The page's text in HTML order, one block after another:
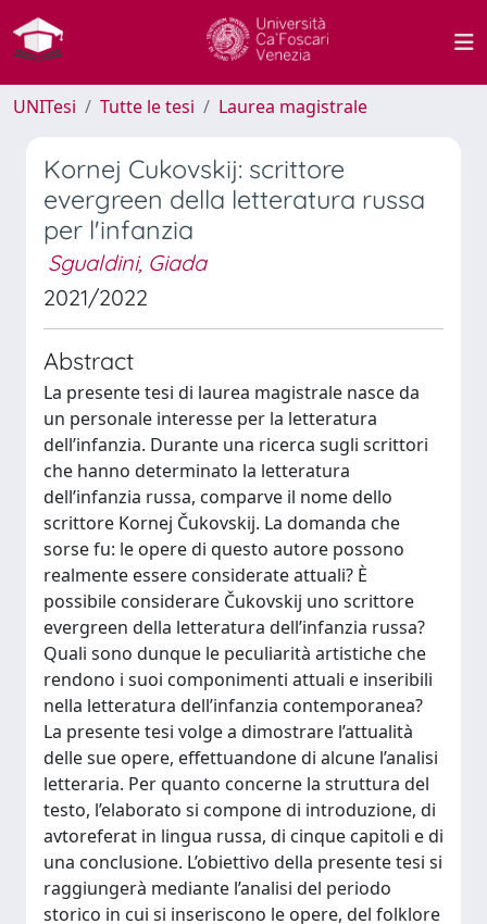
UNITesi Tutte le tesi Laurea magistrale
Kornej Cukovskij: scrittore
evergreen della letteratura russa
per l'infanzia
Sgualdini, Giada
2021/2022
Abstract
La presente tesi di laurea magistrale nasce da
un personale interesse per la letteratura
dell’infanzia. Durante una ricerca sugli scrittori
che hanno determinato la letteratura
dell’infanzia russa, comparve il nome dello
scrittore Kornej Čukovskij. La domanda che
sorse fu: le opere di questo autore possono
realmente essere considerate attuali? È
possibile considerare Čukovskij uno scrittore
evergreen della letteratura dell’infanzia russa?
Quali sono dunque le peculiarità artistiche che
rendono i suoi componimenti attuali e inseribili
nella letteratura dell’infanzia contemporanea?
La presente tesi volge a dimostrare l’attualità
delle sue opere, effettuandone di alcune l’analisi
letteraria. Per quanto concerne la struttura del
testo, l’elaborato si compone di introduzione, di
avtoreferat in lingua russa, di cinque capitoli e di
una conclusione. L’obiettivo della presente tesi si
raggiungerà mediante l’analisi del periodo
storico in cui si inseriscono le opere, del folklore